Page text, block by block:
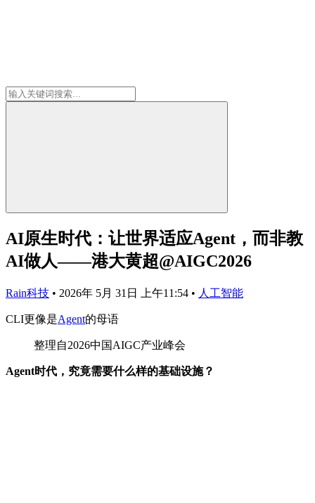
AI原生时代：让世界适应Agent，而非教
AI做人——港大黄超@AIGC2026
Rain科技 • 2026年 5月 31日 上午11:54 • 人工智能
CLI更像是Agent的母语
整理自2026中国AIGC产业峰会
Agent时代，究竟需要什么样的基础设施？